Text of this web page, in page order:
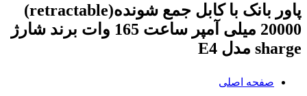
پاور بانک با کابل جمع شونده(retractable)
20000 میلی آمپر ساعت 165 وات برند شارژ
sharge مدل E4
صفحه اصلی